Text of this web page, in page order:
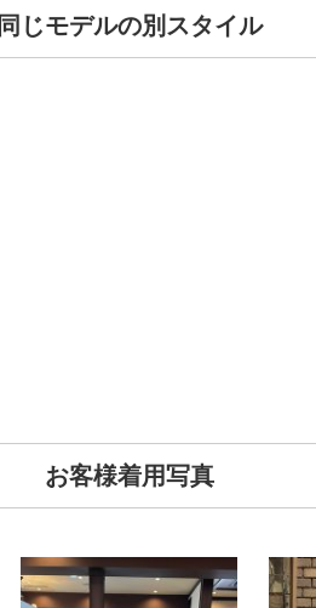
同じモデルの別スタイル
お客様着用写真